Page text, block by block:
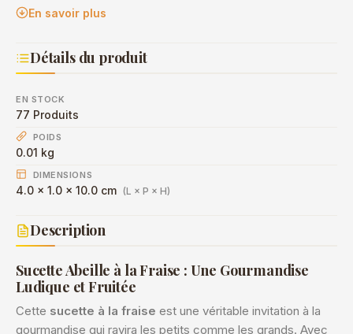
En savoir plus
Détails du produit
EN STOCK
77 Produits
POIDS
0.01 kg
DIMENSIONS
4.0 × 1.0 × 10.0 cm (L × P × H)
Description
Sucette Abeille à la Fraise : Une Gourmandise
Ludique et Fruitée
Cette sucette à la fraise est une véritable invitation à la
gourmandise qui ravira les petits comme les grands. Avec